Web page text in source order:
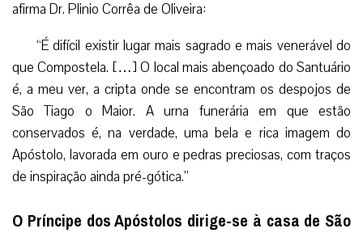
afirma Dr. Plinio Corrêa de Oliveira:
“É difícil existir lugar mais sagrado e mais venerável do
que Compostela. […] O local mais abençoado do Santuário
é, a meu ver, a cripta onde se encontram os despojos de
São Tiago o Maior. A urna funerária em que estão
conservados é, na verdade, uma bela e rica imagem do
Apóstolo, lavorada em ouro e pedras preciosas, com traços
de inspiração ainda pré-gótica.”
O Príncipe dos Apóstolos dirige-se à casa de São